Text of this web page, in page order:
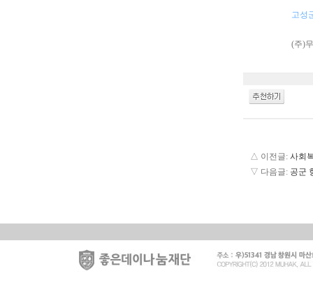
고성
(주)
△ 이전글: 사회
▽ 다음글: 공군